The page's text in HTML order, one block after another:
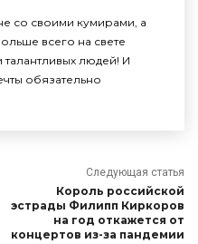
со своими кумирами, а
всего на свете
людей! И
обязательно
Следующая статья
Король российской
эстрады Филипп Киркоров
на год откажется от
концертов из-за пандемии